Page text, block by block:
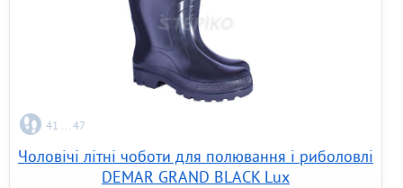
41 ... 47
Чоловічі літні чоботи для полювання і риболовлі
DEMAR GRAND BLACK Lux